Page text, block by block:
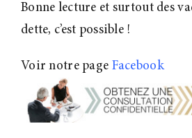
Bonne lecture et surtout des
dette, c’est possible !
Voir notre page Facebook